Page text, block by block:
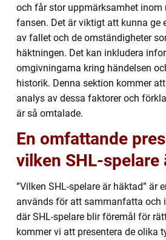
och får stor uppmärksamhet inom
fansen. Det är viktigt att kunna ge
av fallet och de omständigheter
häktningen. Det kan inkludera
omgivningarna kring händelsen
historik. Denna sektion kommer
analys av dessa faktorer och
är så omtalade.
En omfattande
vilken SHL-spelare
”Vilken SHL-spelare är häktad” är
används för att sammanfatta och
där SHL-spelare blir föremål för
kommer vi att presentera de olika